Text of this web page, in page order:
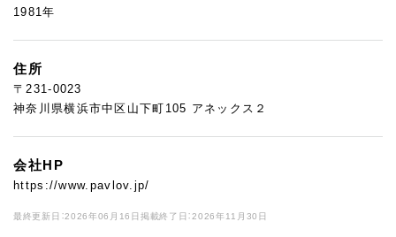
1981年
住所
〒231-0023
神奈川県横浜市中区山下町105 アネックス２
会社HP
https://www.pavlov.jp/
最終更新日：2026年06月16日 掲載終了日：2026年11月30日